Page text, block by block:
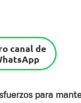
canal de
para